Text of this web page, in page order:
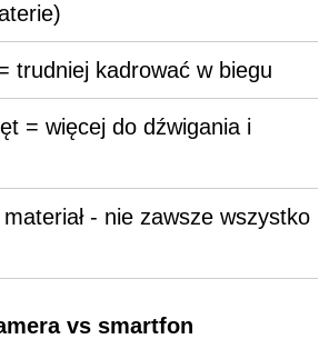
trudniej kadrować w biegu
= więcej do dźwigania i
- nie zawsze wszystko
vs smartfon